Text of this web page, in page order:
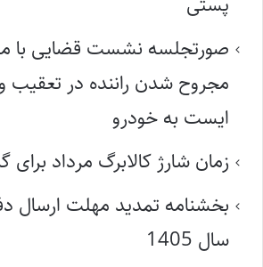
صورتجلسه نشست قضایی با
مجروح شدن راننده در تعقیب
ایست به خودرو
زمان شارژ کالابرگ مرداد
بخشنامه تمدید مهلت ارسال
سال 1405